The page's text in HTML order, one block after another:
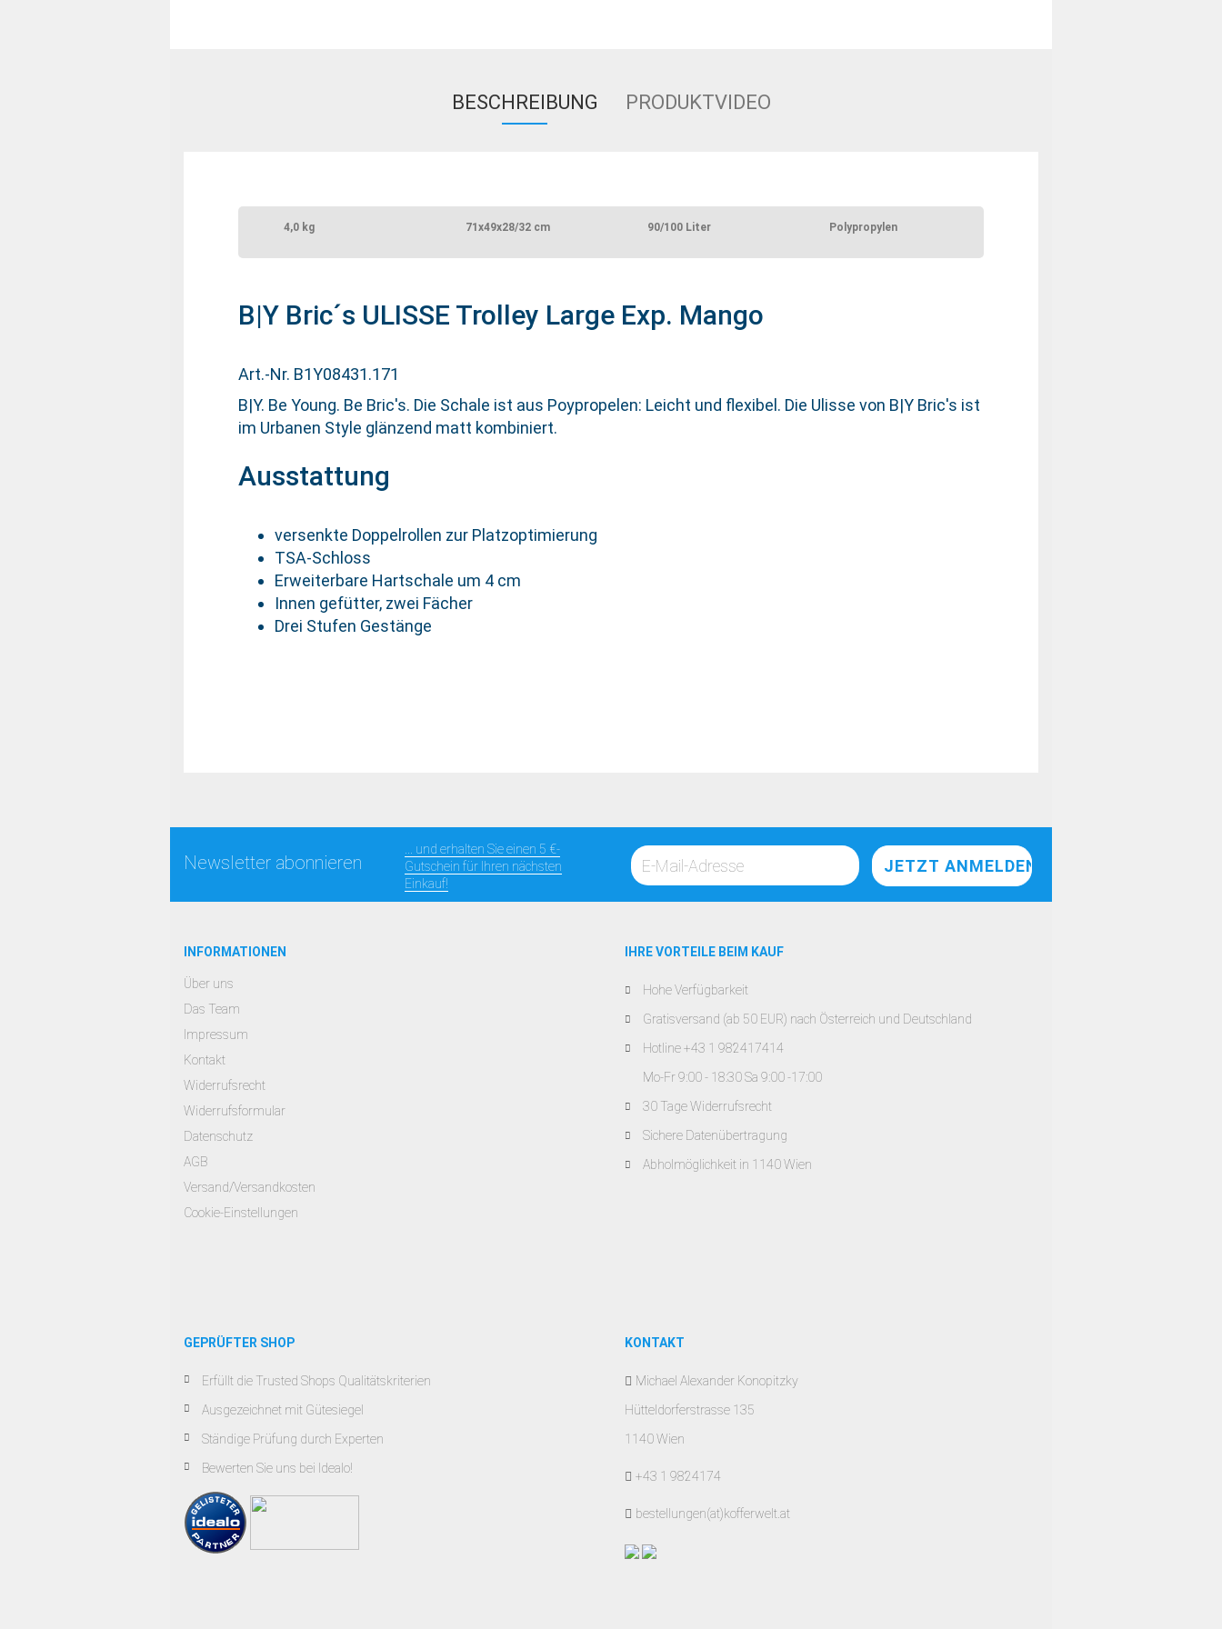
BESCHREIBUNG PRODUKTVIDEO
4,0 kg 71x49x28/32 cm 90/100 Liter Polypropylen
B|Y Bric´s ULISSE Trolley Large Exp. Mango
Art.-Nr. B1Y08431.171
B|Y. Be Young. Be Bric's. Die Schale ist aus Poypropelen: Leicht und flexibel. Die Ulisse von B|Y Bric's ist
im Urbanen Style glänzend matt kombiniert.
Ausstattung
versenkte Doppelrollen zur Platzoptimierung
TSA-Schloss
Erweiterbare Hartschale um 4 cm
Innen gefütter, zwei Fächer
Drei Stufen Gestänge
Newsletter abonnieren
... und erhalten Sie einen 5 €-
Gutschein für Ihren nächsten
Einkauf!
INFORMATIONEN
Über uns
Das Team
Impressum
Kontakt
Widerrufsrecht
Widerrufsformular
Datenschutz
AGB
Versand/Versandkosten
Cookie-Einstellungen
IHRE VORTEILE BEIM KAUF
Hohe Verfügbarkeit
Gratisversand (ab 50 EUR) nach Österreich und Deutschland
Hotline +43 1 982417414
Mo-Fr 9:00 - 18:30 Sa 9:00 -17:00
30 Tage Widerrufsrecht
Sichere Datenübertragung
Abholmöglichkeit in 1140 Wien
GEPRÜFTER SHOP
Erfüllt die Trusted Shops Qualitätskriterien
Ausgezeichnet mit Gütesiegel
Ständige Prüfung durch Experten
Bewerten Sie uns bei Idealo!
KONTAKT
Michael Alexander Konopitzky
Hütteldorferstrasse 135
1140 Wien
+43 1 9824174
bestellungen(at)kofferwelt.at